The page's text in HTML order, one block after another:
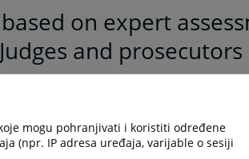
on expert
and prosecutors
mogu pohranjivati i koristiti određene
(npr. IP adresa uređaja, varijable o sesiji